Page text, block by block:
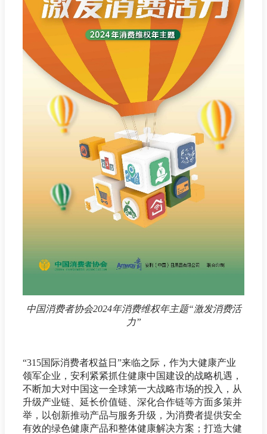
中国消费者协会2024年消费维权年主题“激发消费活
力”
“315国际消费者权益日”来临之际，作为大健康产业
领军企业，安利紧紧抓住健康中国建设的战略机遇，
不断加大对中国这一全球第一大战略市场的投入，从
升级产业链、延长价值链、深化合作链等方面多策并
举，以创新推动产品与服务升级，为消费者提供安全
有效的绿色健康产品和整体健康解决方案；打造大健